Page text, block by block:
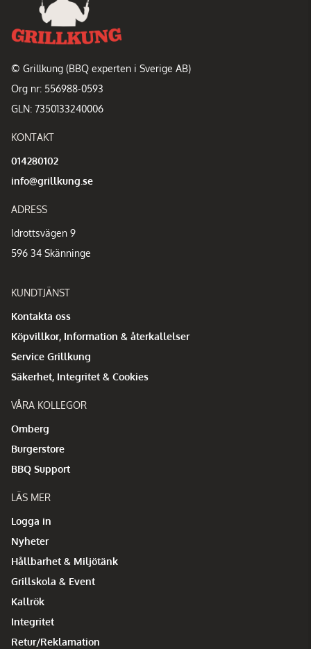
© Grillkung (BBQ experten i Sverige AB)
Org nr: 556988-0593
GLN: 7350133240006
KONTAKT
014280102
info@grillkung.se
ADRESS
Idrottsvägen 9
596 34 Skänninge
KUNDTJÄNST
Kontakta oss
Köpvillkor, Information & återkallelser
Service Grillkung
Säkerhet, Integritet & Cookies
VÅRA KOLLEGOR
Omberg
Burgerstore
BBQ Support
LÄS MER
Logga in
Nyheter
Hållbarhet & Miljötänk
Grillskola & Event
Kallrök
Integritet
Retur/Reklamation